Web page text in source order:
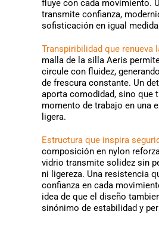
fluye con cada movimiento.
transmite confianza,
sofisticación en igual
Transpiribilidad que renueva
malla de la silla Aeris
circule con fluidez,
de frescura constante. Un
aporta comodidad, sino que
momento de trabajo en una
ligera.
Estructura que inspira
composición en nylon
vidrio transmite solidez sin
ni ligereza. Una resistencia
confianza en cada
idea de que el diseño
sinónimo de estabilidad y